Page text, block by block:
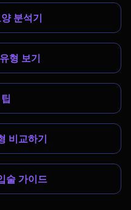
분석기
형 보기
비교하기
술 가이드